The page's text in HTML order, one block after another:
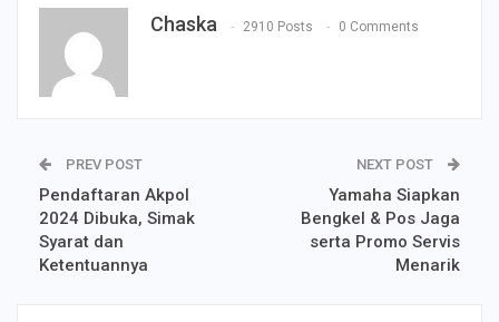
Chaska 2910 Posts 0 Comments
PREV POST
Pendaftaran Akpol
2024 Dibuka, Simak
Syarat dan
Ketentuannya
NEXT POST
Yamaha Siapkan
Bengkel & Pos Jaga
serta Promo Servis
Menarik